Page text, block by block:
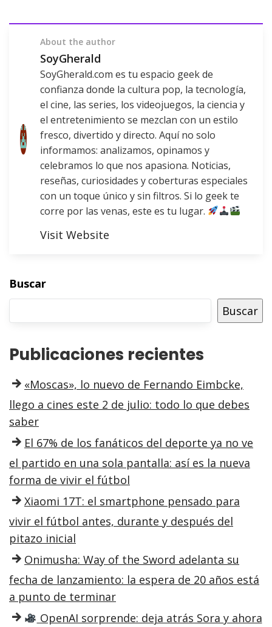
About the author
SoyGherald
SoyGherald.com es tu espacio geek de
confianza donde la cultura pop, la tecnología,
el cine, las series, los videojuegos, la ciencia y
el entretenimiento se mezclan con un estilo
fresco, divertido y directo. Aquí no solo
informamos: analizamos, opinamos y
celebramos lo que nos apasiona. Noticias,
reseñas, curiosidades y coberturas especiales
con un toque único y sin filtros. Si lo geek te
corre por las venas, este es tu lugar.
Visit Website
Buscar
Buscar
Publicaciones recientes
«Moscas», lo nuevo de Fernando Eimbcke,
llego a cines este 2 de julio: todo lo que debes
saber
El 67% de los fanáticos del deporte ya no ve
el partido en una sola pantalla: así es la nueva
forma de vivir el fútbol
Xiaomi 17T: el smartphone pensado para
vivir el fútbol antes, durante y después del
pitazo inicial
Onimusha: Way of the Sword adelanta su
fecha de lanzamiento: la espera de 20 años está
a punto de terminar
OpenAI sorprende: deja atrás Sora y ahora